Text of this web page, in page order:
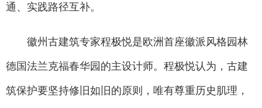
通、实践路径互补。
徽州古建筑专家程极悦是欧洲首座徽派风格园林
德国法兰克福春华园的主设计师。程极悦认为，古建
筑保护要坚持修旧如旧的原则，唯有尊重历史肌理，